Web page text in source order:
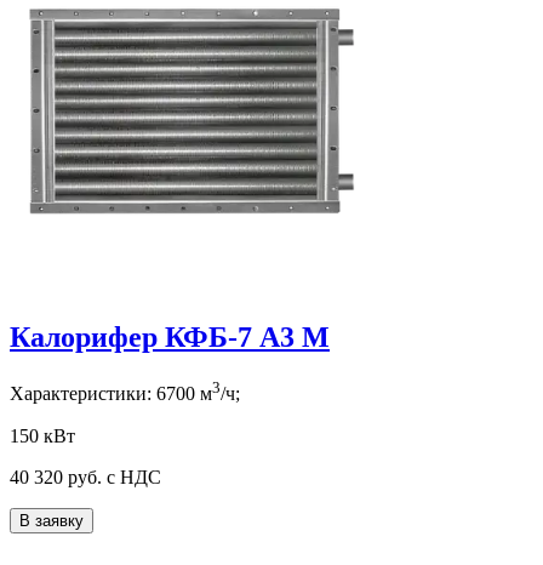
Калорифер КФБ-7 А3 М
Характеристики: 6700 м3/ч;
150 кВт
40 320 руб. с НДС
В заявку